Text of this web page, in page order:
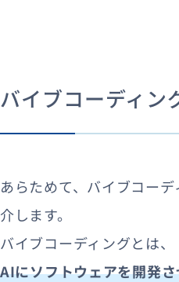
バイブコーディン
あらためて、バイブコー
介します。
バイブコーディングとは、
AIにソフトウェアを開発